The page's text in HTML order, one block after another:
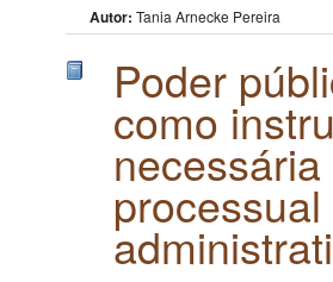
Autor: Tania Arnecke Pereira
Poder
como